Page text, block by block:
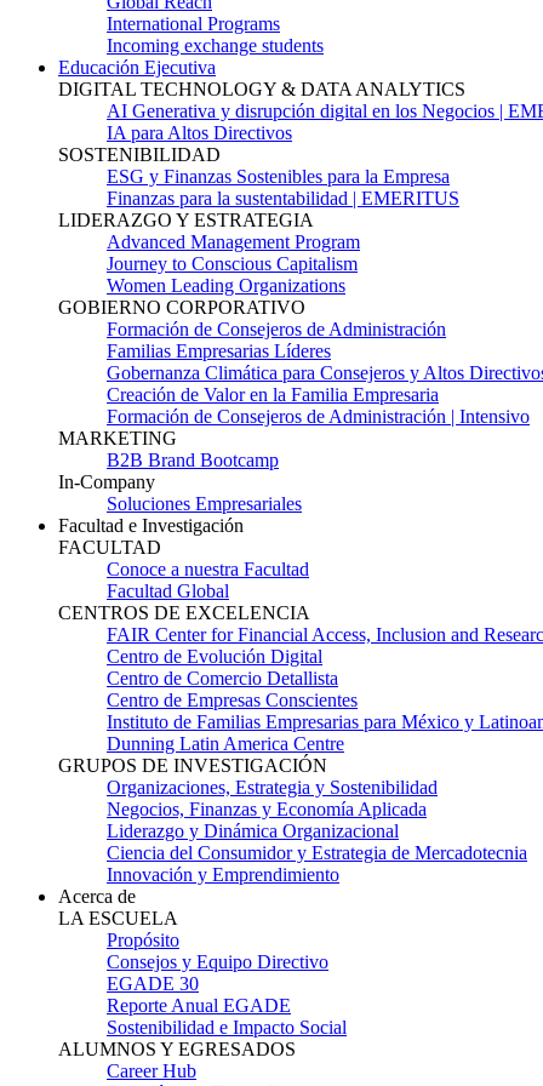
International Programs
Incoming exchange students
Educación Ejecutiva
DIGITAL TECHNOLOGY & DATA ANALYTICS
AI Generativa y disrupción digital en los Negocios |
IA para Altos Directivos
SOSTENIBILIDAD
ESG y Finanzas Sostenibles para la Empresa
Finanzas para la sustentabilidad | EMERITUS
LIDERAZGO Y ESTRATEGIA
Advanced Management Program
Journey to Conscious Capitalism
Women Leading Organizations
GOBIERNO CORPORATIVO
Formación de Consejeros de Administración
Familias Empresarias Líderes
Gobernanza Climática para Consejeros y Altos
Creación de Valor en la Familia Empresaria
Formación de Consejeros de Administración | Intensivo
MARKETING
B2B Brand Bootcamp
In-Company
Soluciones Empresariales
Facultad e Investigación
FACULTAD
Conoce a nuestra Facultad
Facultad Global
CENTROS DE EXCELENCIA
FAIR Center for Financial Access, Inclusion and
Centro de Evolución Digital
Centro de Comercio Detallista
Centro de Empresas Conscientes
Instituto de Familias Empresarias para México y
Dunning Latin America Centre
GRUPOS DE INVESTIGACIÓN
Organizaciones, Estrategia y Sostenibilidad
Negocios, Finanzas y Economía Aplicada
Liderazgo y Dinámica Organizacional
Ciencia del Consumidor y Estrategia de Mercadotecnia
Innovación y Emprendimiento
Acerca de
LA ESCUELA
Propósito
Consejos y Equipo Directivo
EGADE 30
Reporte Anual EGADE
Sostenibilidad e Impacto Social
ALUMNOS Y EGRESADOS
Career Hub